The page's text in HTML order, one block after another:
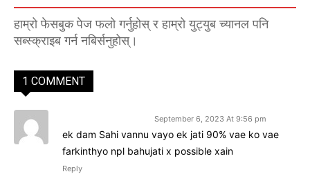
हाम्रो फेसबुक पेज फलो गर्नुहोस् र हाम्रो युट्युब च्यानल पनि
सब्स्क्राइब गर्न नबिर्सनुहोस्।
1 COMMENT
September 6, 2023 At 9:56 pm
ek dam Sahi vannu vayo ek jati 90% vae ko vae
farkinthyo npl bahujati x possible xain
Reply